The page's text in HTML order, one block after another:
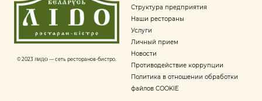
© 2023 ЛИДО — сеть ресторанов-бистро.
Структура предприятия
Наши рестораны
Услуги
Личный прием
Новости
Противодействие коррупции
Политика в отношении обработки
файлов COOKIE